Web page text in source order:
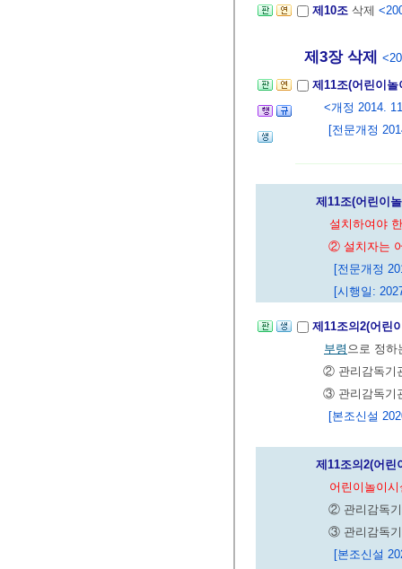
제10조 삭제
제3장 삭제
제11조(어린이
<개정 2014.
[전문개정
제11조(어린이
설치하여야
② 설치자는
[전문개정
[시행일:
제11조의2(어린
부령 으로 정하
② 관리감독기
③ 관리감독기
[본조신설
제11조의2(어린
어린이놀이
② 관리감독기
③ 관리감독기
[본조신설